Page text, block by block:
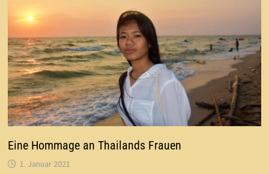
Eine Hommage an Thailands Frauen
1. Januar 2021